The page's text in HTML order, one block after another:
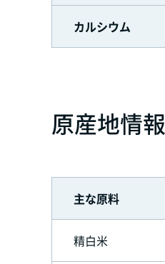
カルシウム
原産地情報
主な原料
精白米